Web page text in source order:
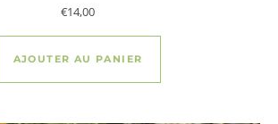
€14,00
AJOUTER AU PANIER